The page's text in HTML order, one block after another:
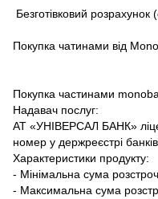
Безготівковий розрахунок
Покупка чатинами від
Покупка частинами
Надавач послуг:
АТ «УНІВЕРСАЛ БАНК»
номер у держреєстрі
Характеристики продукту:
- Мінімальна сума
- Максимальна сума